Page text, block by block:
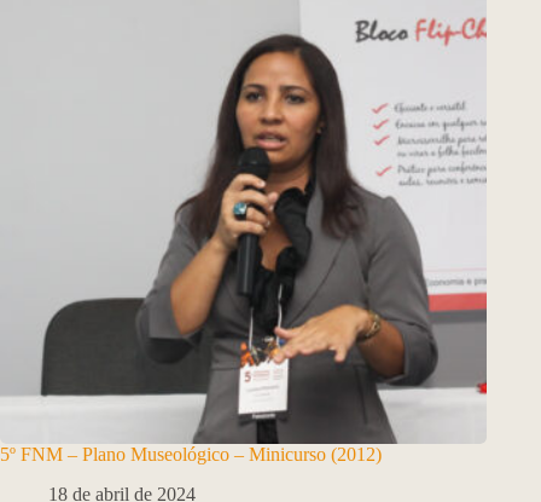
5º FNM – Plano Museológico – Minicurso (2012)
18 de abril de 2024